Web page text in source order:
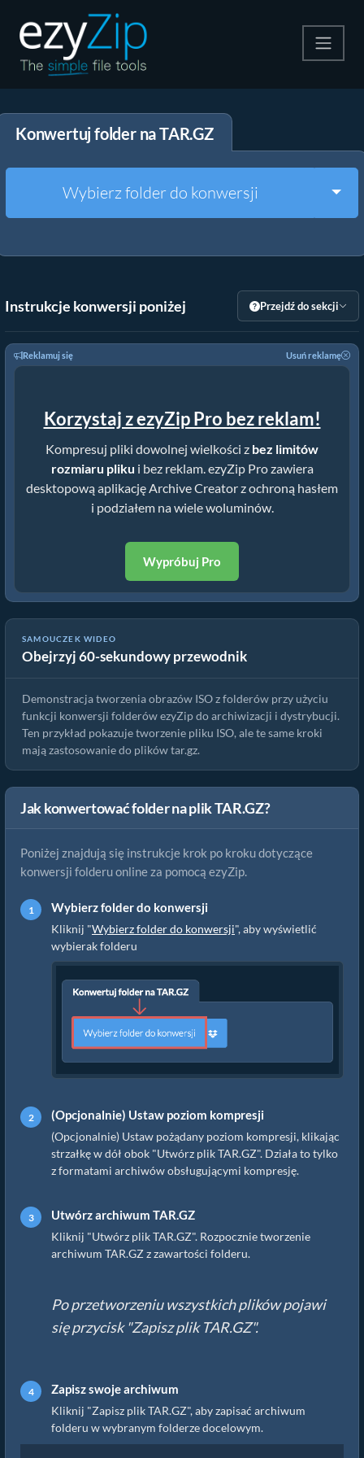
Rozpakuj
Inne narzędzia
Konwertuj folder na TAR.GZ
Wybierz folder do konwersji
Instrukcje konwersji poniżej Przejdź do sekcji
Reklamuj się Usuń reklamę
Korzystaj z ezyZip Pro bez reklam!
Kompresuj pliki dowolnej wielkości z bez limitów
rozmiaru pliku i bez reklam. ezyZip Pro zawiera
desktopową aplikację Archive Creator z ochroną hasłem
i podziałem na wiele woluminów.
Wypróbuj Pro
SAMOUCZEK WIDEO
Obejrzyj 60-sekundowy przewodnik
Jak utworzyć plik tar.gz z folderu | Online za darmo
Demonstracja tworzenia obrazów ISO z folderów przy użyciu
funkcji konwersji folderów ezyZip do archiwizacji i dystrybucji.
Ten przykład pokazuje tworzenie pliku ISO, ale te same kroki
mają zastosowanie do plików tar.gz.
Jak konwertować folder na plik TAR.GZ?
Poniżej znajdują się instrukcje krok po kroku dotyczące
konwersji folderu online za pomocą ezyZip.
Wybierz folder do konwersji
Kliknij "Wybierz folder do konwersji", aby wyświetlić
wybierak folderu
(Opcjonalnie) Ustaw poziom kompresji
(Opcjonalnie) Ustaw pożądany poziom kompresji, klikając
strzałkę w dół obok "Utwórz plik TAR.GZ". Działa to tylko
z formatami archiwów obsługującymi kompresję.
Utwórz archiwum TAR.GZ
Kliknij "Utwórz plik TAR.GZ". Rozpocznie tworzenie
archiwum TAR.GZ z zawartości folderu.
Po przetworzeniu wszystkich plików pojawi
się przycisk "Zapisz plik TAR.GZ".
Zapisz swoje archiwum
Kliknij "Zapisz plik TAR.GZ", aby zapisać archiwum
folderu w wybranym folderze docelowym.